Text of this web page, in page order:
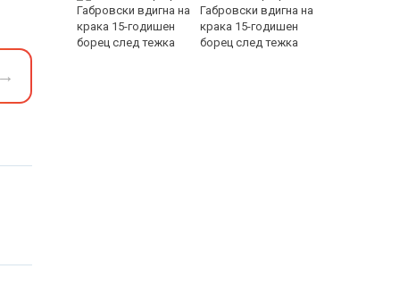
Габровски вдигна на
крака 15-годишен
борец след тежка